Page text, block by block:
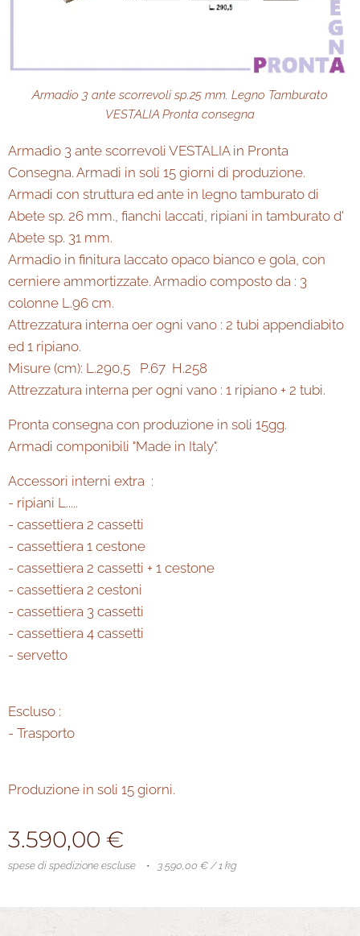
Armadio 3 ante scorrevoli sp.25 mm. Legno Tamburato
VESTALIA Pronta consegna
Armadio 3 ante scorrevoli VESTALIA in Pronta
Consegna. Armadi in soli 15 giorni di produzione.
Armadi con struttura ed ante in legno tamburato di
Abete sp. 26 mm., fianchi laccati, ripiani in tamburato d'
Abete sp. 31 mm.
Armadio in finitura laccato opaco bianco e gola, con
cerniere ammortizzate. Armadio composto da : 3
colonne L.96 cm.
Attrezzatura interna oer ogni vano : 2 tubi appendiabito
ed 1 ripiano.
Misure (cm): L.290,5 P.67 H.258
Attrezzatura interna per ogni vano : 1 ripiano + 2 tubi.
Pronta consegna con produzione in soli 15gg.
Armadi componibili "Made in Italy".
Accessori interni extra :
- ripiani L.....
- cassettiera 2 cassetti
- cassettiera 1 cestone
- cassettiera 2 cassetti + 1 cestone
- cassettiera 2 cestoni
- cassettiera 3 cassetti
- cassettiera 4 cassetti
- servetto
Escluso :
- Trasporto
Produzione in soli 15 giorni.
3.590,00 €
spese di spedizione escluse 3.590,00 € / 1 kg